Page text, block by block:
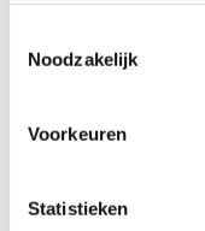
Noodzakelijk
Voorkeuren
Statistieken
voor
ontdekken:
Technopolis,